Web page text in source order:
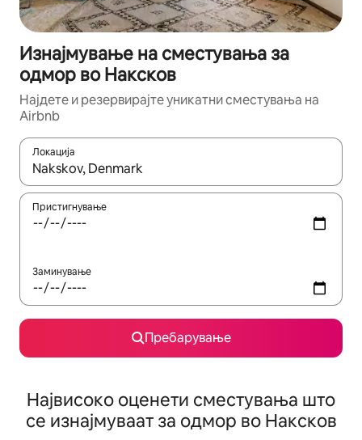
Изнајмување на сместувања за
одмор во Наксков
Најдете и резервирајте уникатни сместувања на
Airbnb
Локација
Кога резултатите се достапни, движете се со копчињата
Пристигнување
Заминување
Пребарување
Највисоко оценети сместувања што
се изнајмуваат за одмор во Наксков